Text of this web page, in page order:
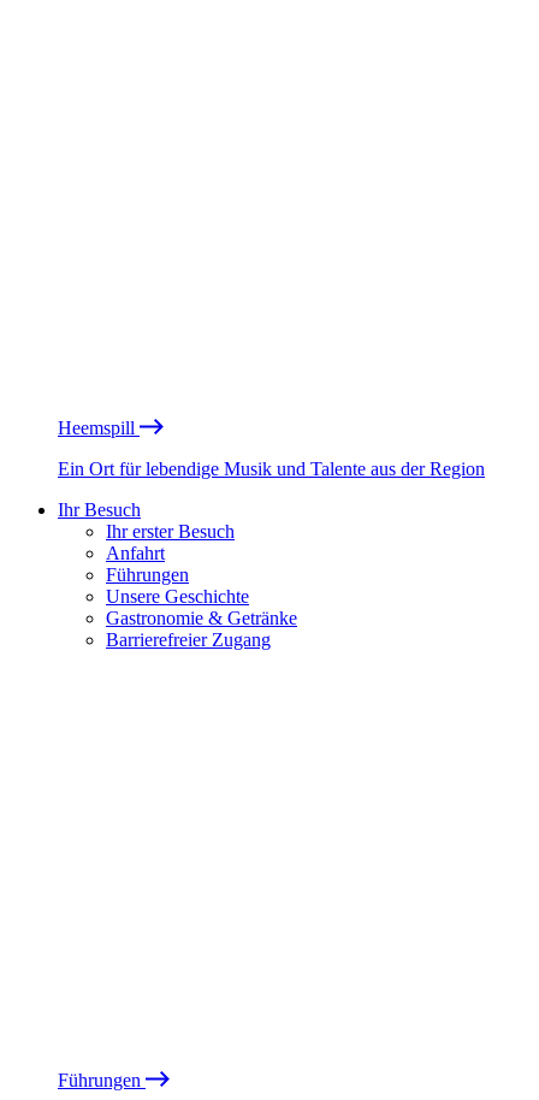
Heemspill
Ein Ort für lebendige Musik und Talente aus der Region
Ihr Besuch
Ihr erster Besuch
Anfahrt
Führungen
Unsere Geschichte
Gastronomie & Getränke
Barrierefreier Zugang
Führungen